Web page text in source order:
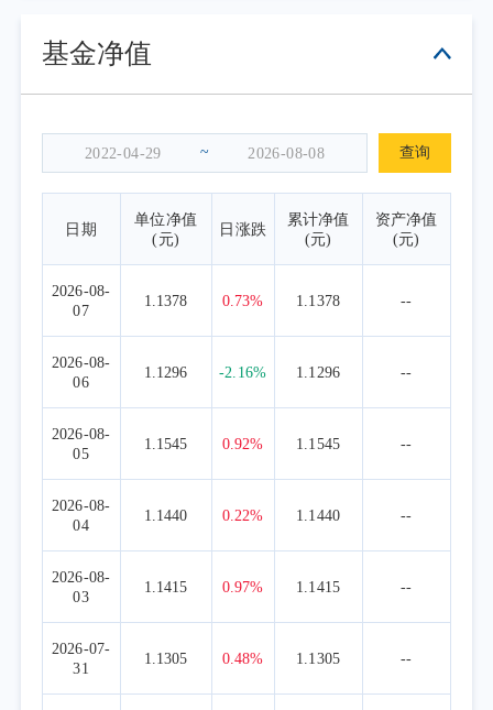
定的指数化投资策略，依据基金申赎变动等情
为1.0699元，本报告期份额净值增长率
为-4.78%，同期业绩比较基准收益率
告期份额净值增长率为-4.85%，同期业绩比较
基准收益率为-5.07%。年化跟踪误差0.71%，在
合同规定的目标控制范围之内。
基金净值
~ 查询
日期
单位净值
(元)
日涨跌
累计净值
(元)
资产净值
(元)
2026-08-
07
1.1378 0.73% 1.1378 --
2026-08-
06
1.1296 -2.16% 1.1296 --
2026-08-
05
1.1545 0.92% 1.1545 --
2026-08-
04
1.1440 0.22% 1.1440 --
2026-08-
03
1.1415 0.97% 1.1415 --
2026-07-
31
1.1305 0.48% 1.1305 --